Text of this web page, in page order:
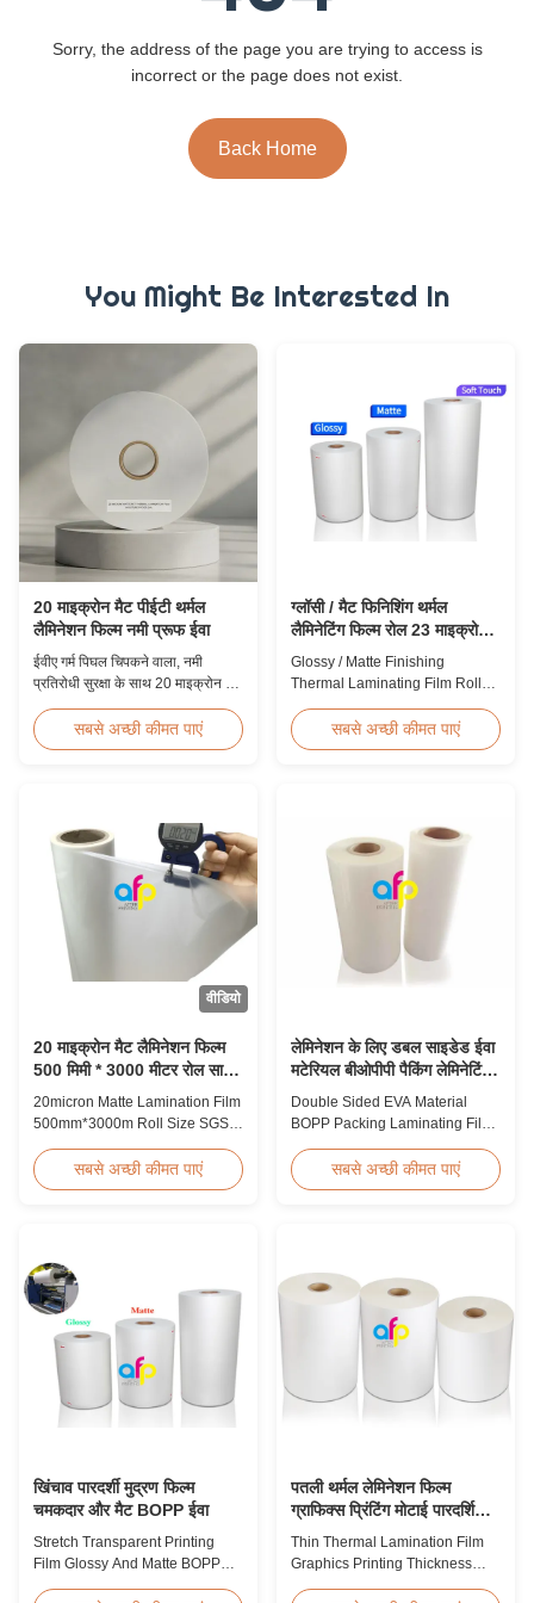
Sorry, the address of the page you are trying to access is
incorrect or the page does not exist.
Back Home
You Might Be Interested In
20 माइक्रोन मैट पीईटी थर्मल
लैमिनेशन फिल्म नमी प्रूफ ईवा
ईवीए गर्म पिघल चिपकने वाला, नमी
प्रतिरोधी सुरक्षा के साथ 20 माइक्रोन मैट
मिनट तक की गति पर लचीली पैकेजिंग
लेमिनेशन के लिए उपयुक्त है।
सबसे अच्छी कीमत पाएं
ग्लॉसी / मैट फिनिशिंग थर्मल
लैमिनेटिंग फिल्म रोल 23 माइक्रोन
25 माइक्रोन
Glossy / Matte Finishing
Thermal Laminating Film Roll
Thermal Laminating Film Roll
Thermal Laminating Film Roll is
machines. Available in two
finishings: Glossy (also called
Bright ...
सबसे अच्छी कीमत पाएं
वीडियो
20 माइक्रोन मैट लैमिनेशन फिल्म
500 मिमी * 3000 मीटर रोल साइज
एसजीएस प्रमाणन
20micron Matte Lamination Film
500mm*3000m Roll Size SGS
Hot Sales Chinese Factory Price
20micron Matte Lamination Film
Our competitive advantage
includes offering factory pricing
...
सबसे अच्छी कीमत पाएं
लेमिनेशन के लिए डबल साइडेड ईवा
मटेरियल बीओपीपी पैकिंग लेमिनेटिंग
फिल्म
Double Sided EVA Material
BOPP Packing Laminating Film
lamination film is workable for
different ways of printing,
polypropylene) is the base film
that we use extrusion coating
process to ...
सबसे अच्छी कीमत पाएं
खिंचाव पारदर्शी मुद्रण फिल्म
चमकदार और मैट BOPP ईवा
Stretch Transparent Printing
Film Glossy And Matte BOPP
पतली थर्मल लेमिनेशन फिल्म
ग्राफिक्स प्रिंटिंग मोटाई पारदर्शिता
प्रकार
Thin Thermal Lamination Film
Graphics Printing Thickness